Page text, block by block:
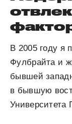
В 2005 году я
Фулбрайта и
бывшей
в бывшую
Университета